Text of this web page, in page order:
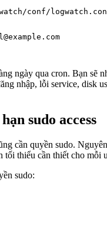
conf/
ngày qua cron. Bạn sẽ
nhập, lỗi service, disk
sudo access
cần quyền sudo.
tối thiểu cần thiết cho mỗi
sudo: